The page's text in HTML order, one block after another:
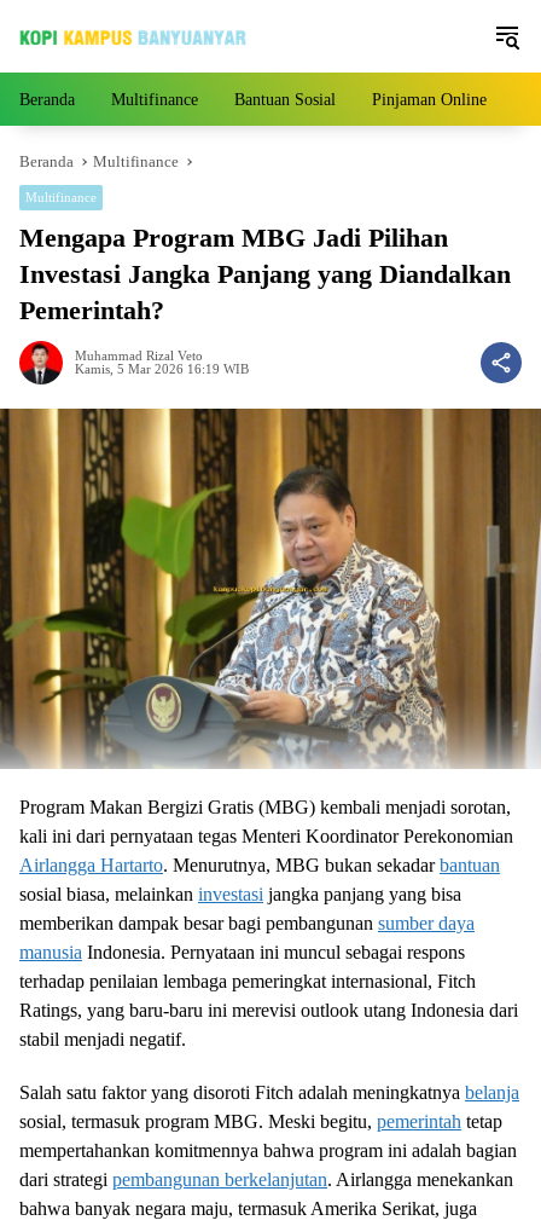
Beranda Multifinance Bantuan Sosial Pinjaman Online
Beranda Multifinance
Multifinance
Mengapa Program MBG Jadi Pilihan
Investasi Jangka Panjang yang Diandalkan
Pemerintah?
Muhammad Rizal Veto
Kamis, 5 Mar 2026 16:19 WIB
Program Makan Bergizi Gratis (MBG) kembali menjadi sorotan,
kali ini dari pernyataan tegas Menteri Koordinator Perekonomian
Airlangga Hartarto. Menurutnya, MBG bukan sekadarbantuan
sosial biasa, melainkan investasi jangka panjang yang bisa
memberikan dampak besar bagi pembangunan sumber daya
manusia Indonesia. Pernyataan ini muncul sebagai respons
terhadap penilaian lembaga pemeringkat internasional, Fitch
Ratings, yang baru-baru ini merevisi outlook utang Indonesia dari
stabil menjadi negatif.
Salah satu faktor yang disoroti Fitch adalah meningkatnya belanja
sosial, termasuk program MBG. Meski begitu, pemerintah tetap
mempertahankan komitmennya bahwa program ini adalah bagian
dari strategi pembangunan berkelanjutan. Airlangga menekankan
bahwa banyak negara maju, termasuk Amerika Serikat, juga